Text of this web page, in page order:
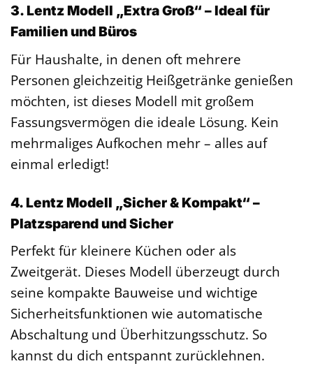
3. Lentz Modell „Extra Groß“ – Ideal für
Familien und Büros
Für Haushalte, in denen oft mehrere
Personen gleichzeitig Heißgetränke genießen
möchten, ist dieses Modell mit großem
Fassungsvermögen die ideale Lösung. Kein
mehrmaliges Aufkochen mehr – alles auf
einmal erledigt!
4. Lentz Modell „Sicher & Kompakt“ –
Platzsparend und Sicher
Perfekt für kleinere Küchen oder als
Zweitgerät. Dieses Modell überzeugt durch
seine kompakte Bauweise und wichtige
Sicherheitsfunktionen wie automatische
Abschaltung und Überhitzungsschutz. So
kannst du dich entspannt zurücklehnen.